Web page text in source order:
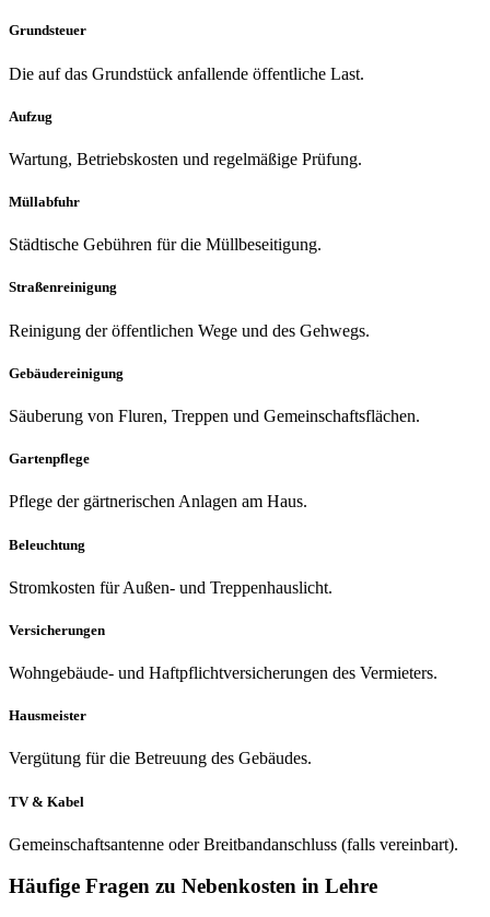
Grundsteuer
Die auf das Grundstück anfallende öffentliche Last.
Aufzug
Wartung, Betriebskosten und regelmäßige Prüfung.
Müllabfuhr
Städtische Gebühren für die Müllbeseitigung.
Straßenreinigung
Reinigung der öffentlichen Wege und des Gehwegs.
Gebäudereinigung
Säuberung von Fluren, Treppen und Gemeinschaftsflächen.
Gartenpflege
Pflege der gärtnerischen Anlagen am Haus.
Beleuchtung
Stromkosten für Außen- und Treppenhauslicht.
Versicherungen
Wohngebäude- und Haftpflichtversicherungen des Vermieters.
Hausmeister
Vergütung für die Betreuung des Gebäudes.
TV & Kabel
Gemeinschaftsantenne oder Breitbandanschluss (falls vereinbart).
Häufige Fragen zu Nebenkosten in Lehre